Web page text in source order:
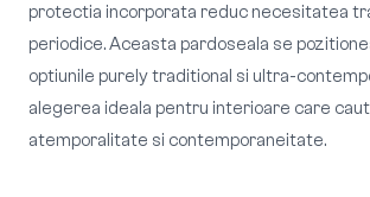
protectia incorporata reduc necesitatea
periodice. Aceasta pardoseala se
optiunile purely traditional si ultra-
alegerea ideala pentru interioare care
atemporalitate si contemporaneitate.